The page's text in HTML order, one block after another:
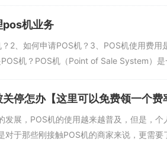
pos机业务
？2、如何申请POS机？3、POS机使用费
机？POS机（Point of Sale System）
停怎办【这里可以免费领一个费
发展，POS机的使用越来越普及，但是，
对于那些刚接触POS机的商家来说，更需